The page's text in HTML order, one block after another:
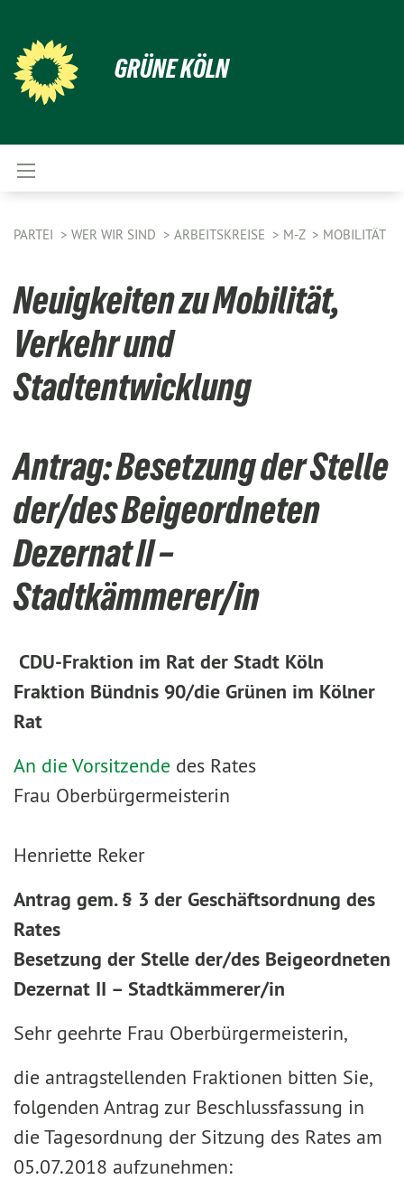
GRÜNE KÖLN
PARTEI WER WIR SIND ARBEITSKREISE M-Z MOBILITÄT
Neuigkeiten zu Mobilität,
Verkehr und
Stadtentwicklung
Antrag: Besetzung der Stelle
der/des Beigeordneten
Dezernat II –
Stadtkämmerer/in
CDU-Fraktion im Rat der Stadt Köln
Fraktion Bündnis 90/die Grünen im Kölner
Rat
An die Vorsitzende des Rates
Frau Oberbürgermeisterin
Henriette Reker
Antrag gem. § 3 der Geschäftsordnung des
Rates
Besetzung der Stelle der/des Beigeordneten
Dezernat II – Stadtkämmerer/in
Sehr geehrte Frau Oberbürgermeisterin,
die antragstellenden Fraktionen bitten Sie,
folgenden Antrag zur Beschlussfassung in
die Tagesordnung der Sitzung des Rates am
05.07.2018 aufzunehmen: